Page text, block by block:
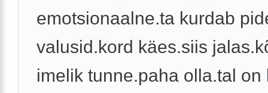
emotsionaalne.ta kurdab
valusid.kord käes.siis
imelik tunne.paha olla.tal on